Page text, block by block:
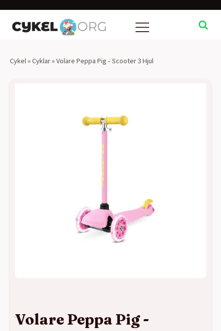
Cykel »Cyklar»Volare Peppa Pig - Scooter 3 Hjul
Volare Peppa Pig -